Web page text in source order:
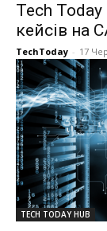
Tech
кейсів на
TechToday - 17
TECH TODAY HUB